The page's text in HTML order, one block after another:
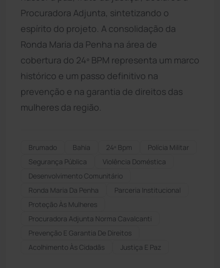
Procuradora Adjunta, sintetizando o
espírito do projeto. A consolidação da
Ronda Maria da Penha na área de
cobertura do 24º BPM representa um marco
histórico e um passo definitivo na
prevenção e na garantia de direitos das
mulheres da região.
Brumado Bahia 24º Bpm
Polícia Militar
Segurança Pública
Violência Doméstica
Desenvolvimento Comunitário
Ronda Maria Da Penha
Parceria Institucional
Proteção Às Mulheres
Procuradora Adjunta Norma Cavalcanti
Prevenção E Garantia De Direitos
Acolhimento Às Cidadãs
Justiça E Paz